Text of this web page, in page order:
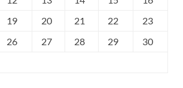
19 20 21 22
23
26 27 28 29
30